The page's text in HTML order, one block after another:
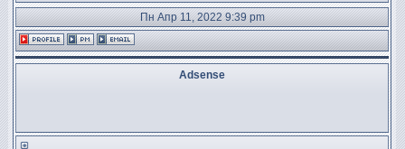
Пн Апр 11, 2022 9:39 pm
Adsense